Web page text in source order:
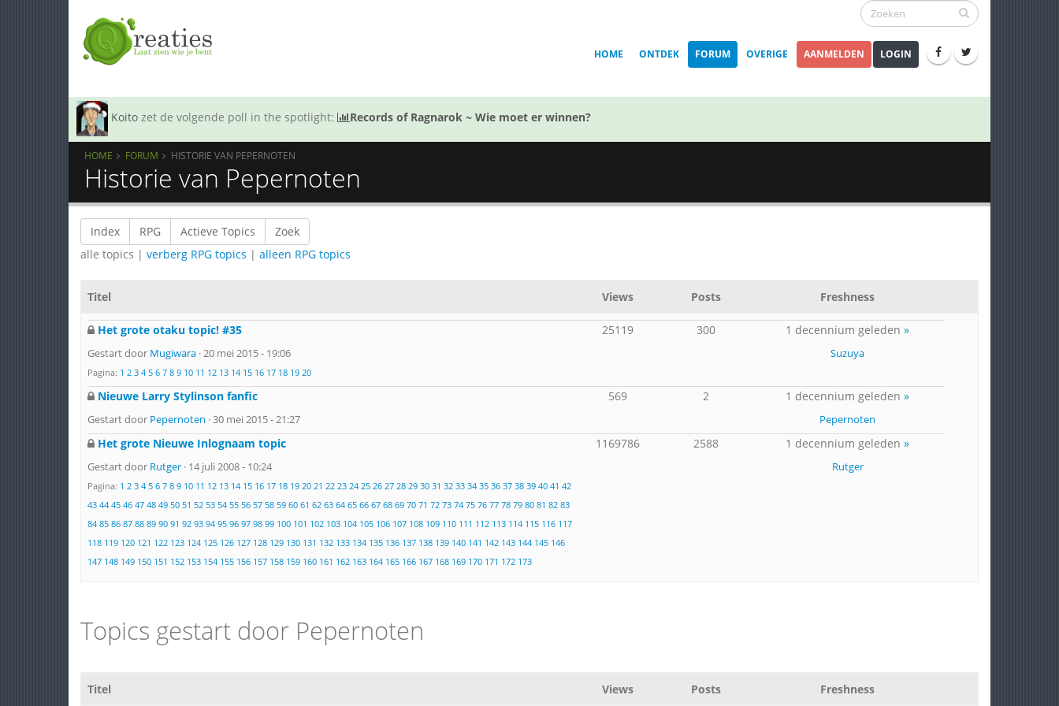
HOME ONTDEK FORUM OVERIGE AANMELDEN LOGIN
Koito zet de volgende poll in the spotlight: Records of Ragnarok ~ Wie moet er winnen?
HOME FORUM HISTORIE VAN PEPERNOTEN
Historie van Pepernoten
Index RPG Actieve Topics
Zoek
alle topics | verberg RPG topics | alleen RPG topics
Titel Views Posts Freshness
Het grote otaku topic! #35
Gestart door Mugiwara · 20 mei 2015 - 19:06
Pagina: 1 2 3 4 5 6 7 8 9 10 11 12 13 14 15 16 17 18 19 20
25119 300 1 decennium geleden»
Suzuya
Nieuwe Larry Stylinson fanfic
Gestart door Pepernoten · 30 mei 2015 - 21:27
569 2 1 decennium geleden»
Pepernoten
Het grote Nieuwe Inlognaam topic
Gestart door Rutger · 14 juli 2008 - 10:24
Pagina: 1 2 3 4 5 6 7 8 9 10 11 12 13 14 15 16 17 18 19 20 21 22 23 24 25 26 27 28 29 30 31 32 33 34 35 36 37 38 39 40 41 42
43 44 45 46 47 48 49 50 51 52 53 54 55 56 57 58 59 60 61 62 63 64 65 66 67 68 69 70 71 72 73 74 75 76 77 78 79 80 81 82 83
84 85 86 87 88 89 90 91 92 93 94 95 96 97 98 99 100 101 102 103 104 105 106 107 108 109 110 111 112 113 114 115 116 117
118 119 120 121 122 123 124 125 126 127 128 129 130 131 132 133 134 135 136 137 138 139 140 141 142 143 144 145 146
147 148 149 150 151 152 153 154 155 156 157 158 159 160 161 162 163 164 165 166 167 168 169 170 171 172 173
1169786 2588 1 decennium geleden»
Rutger
Topics gestart door Pepernoten
Titel Views Posts Freshness